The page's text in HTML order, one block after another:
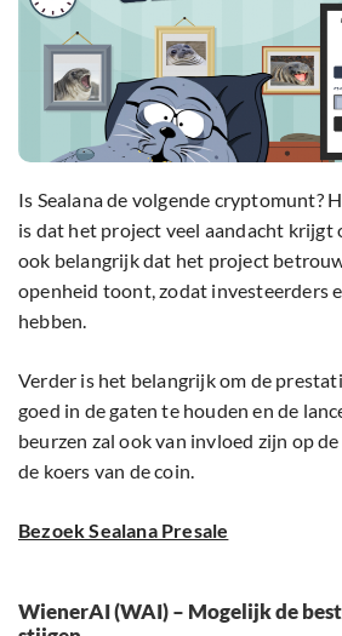
Is Sealana de volgende cryptomunt?
is dat het project veel aandacht krijgt
ook belangrijk dat het project
openheid toont, zodat investeerders
hebben.
Verder is het belangrijk om de
goed in de gaten te houden en de
beurzen zal ook van invloed zijn op
de koers van de coin.
Bezoek Sealana Presale
WienerAI (WAI) – Mogelijk de